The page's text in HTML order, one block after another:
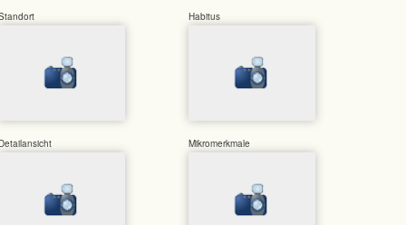
Habitus
Mikromerkmale